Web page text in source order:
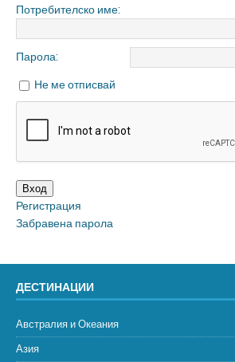
Потребителско име:
Парола:
Не ме отписвай
Вход
Регистрация
Забравена парола
ДЕСТИНАЦИИ
Австралия и Океания
Азия